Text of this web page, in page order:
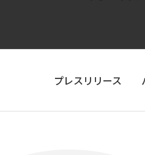
プレスリリース